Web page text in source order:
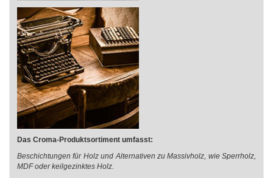
Das Croma-Produktsortiment umfasst:
Beschichtungen für Holz und Alternativen zu Massivholz, wie Sperrholz,
MDF oder keilgezinktes Holz.​